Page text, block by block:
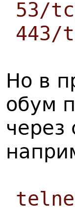
53/
443/
Но в
обум